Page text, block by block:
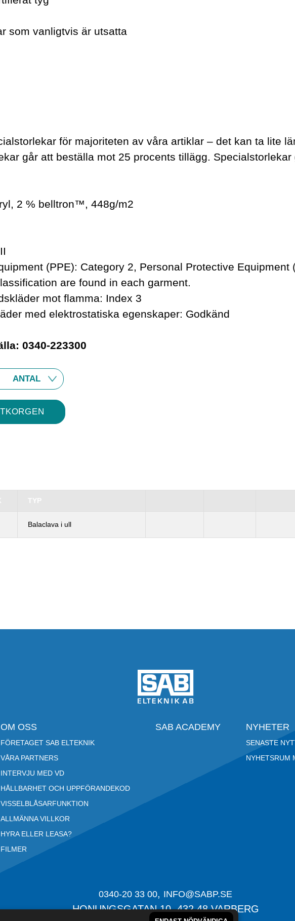
som vanligtvis är utsatta
för majoriteten av våra artiklar – det kan ta lite
går att beställa mot 25 procents tillägg. Specialstorlekar
2 % belltron™, 448g/m2
(PPE): Category 2, Personal Protective Equipment
are found in each garment.
mot flamma: Index 3
med elektrostatiska egenskaper: Godkänd
0340-223300
TYP
Balaclava i ull
OM OSS
FÖRETAGET SAB ELTEKNIK
VÅRA PARTNERS
INTERVJU MED VD
HÅLLBARHET OCH UPPFÖRANDEKOD
VISSELBLÅSARFUNKTION
ALLMÄNNA VILLKOR
HYRA ELLER LEASA?
FILMER
SAB ACADEMY NYHETER
SENASTE
NYHETSRUM
0340-20 33 00, INFO@SABP.SE
HONUNGSGATAN 10, 432 48 VARBERG